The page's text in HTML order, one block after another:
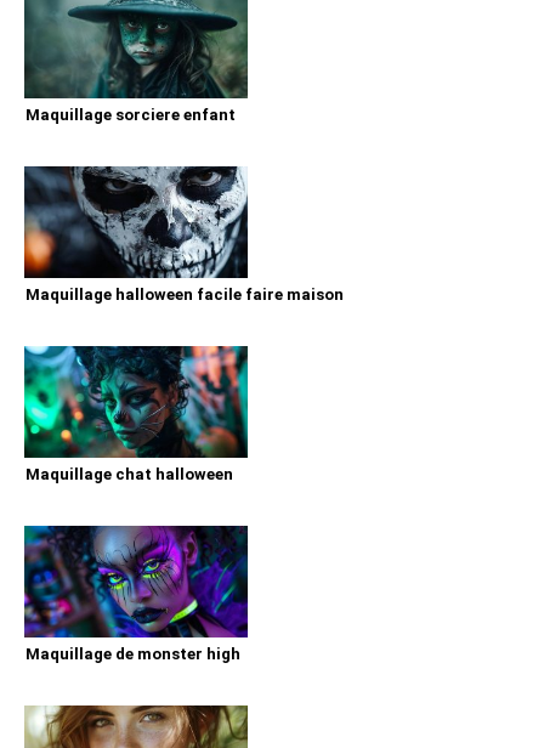
Maquillage sorciere enfant
Maquillage halloween facile faire maison
Maquillage chat halloween
Maquillage de monster high